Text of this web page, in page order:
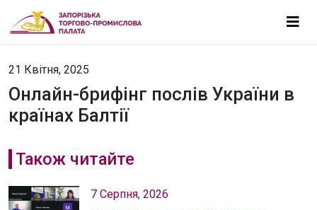
21 Квітня, 2025
Онлайн-брифінг послів України в
країнах Балтії
Також читайте
7 Серпня, 2026